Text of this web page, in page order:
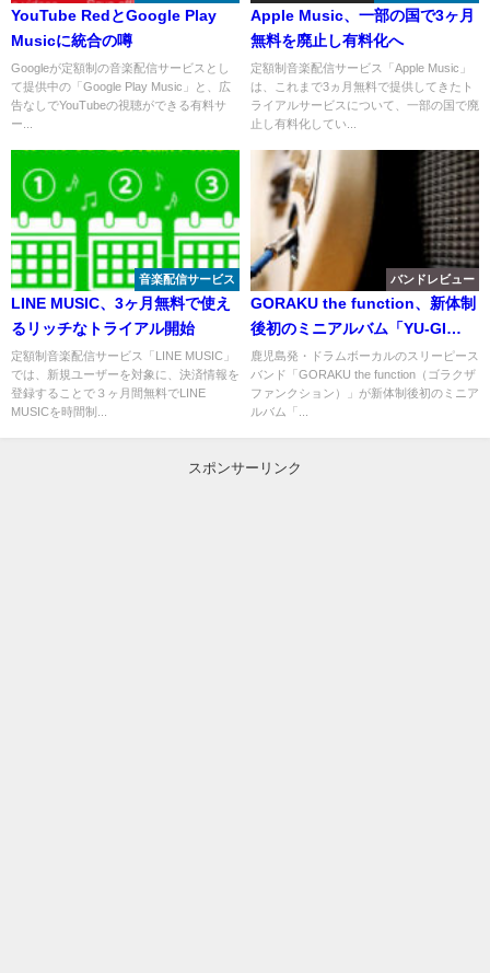
YouTube RedとGoogle Play
Musicに統合の噂
Googleが定額制の音楽配信サービスとし
て提供中の「Google Play Music」と、広
告なしでYouTubeの視聴ができる有料サ
ー...
Apple Music、一部の国で3ヶ月
無料を廃止し有料化へ
定額制音楽配信サービス「Apple Music」
は、これまで3ヵ月無料で提供してきたト
ライアルサービスについて、一部の国で廃
止し有料化してい...
音楽配信サービス
LINE MUSIC、3ヶ月無料で使え
るリッチなトライアル開始
定額制音楽配信サービス「LINE MUSIC」
では、新規ユーザーを対象に、決済情報を
登録することで３ヶ月間無料でLINE
MUSICを時間制...
バンドレビュー
GORAKU the function、新体制
後初のミニアルバム「YU-GI
addiction」を発売
鹿児島発・ドラムボーカルのスリーピース
バンド「GORAKU the function（ゴラクザ
ファンクション）」が新体制後初のミニア
ルバム「...
スポンサーリンク